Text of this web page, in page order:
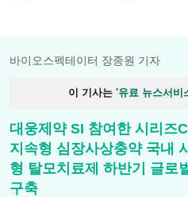
바이오스펙테이터 장종원 기자
이 기사는 '유료 뉴스서비
대웅제약 SI 참여한 시리즈
지속형 심장사상충약 국내
형 탈모치료제 하반기 글로
구축